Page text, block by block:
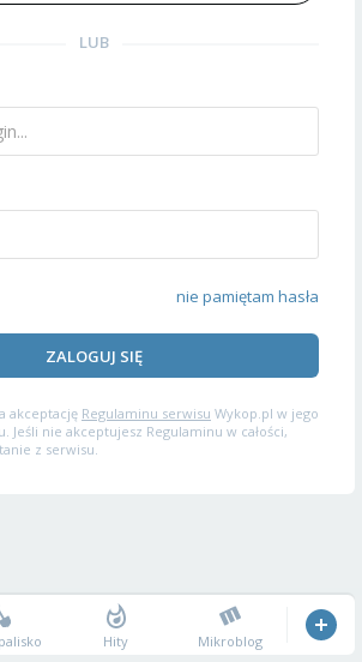
LUB
nie pamiętam hasła
ZALOGUJ SIĘ
akceptację Regulaminu serwisu Wykop.pl w jego
Jeśli nie akceptujesz Regulaminu w całości,
z serwisu.
Hity Mikroblog